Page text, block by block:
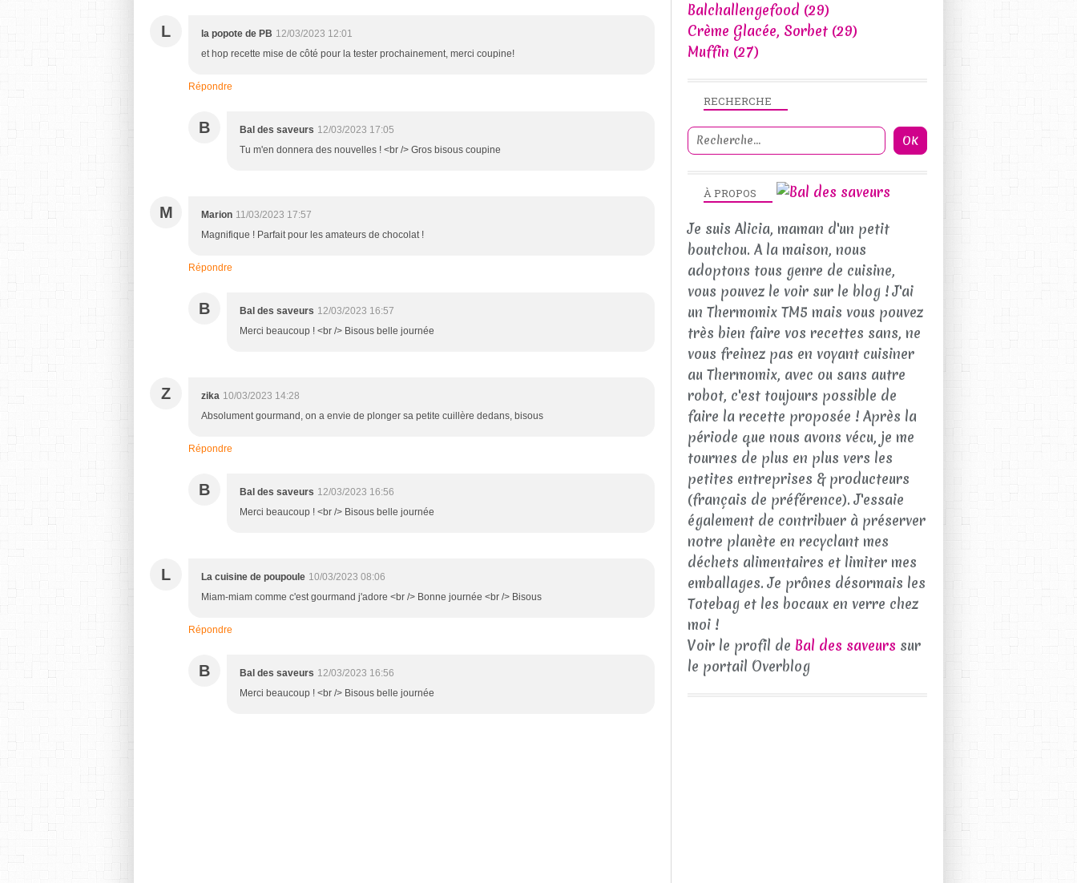
L la popote de PB 12/03/2023 12:01
et hop recette mise de côté pour la tester prochainement, merci coupine!
Répondre
B Bal des saveurs 12/03/2023 17:05
Tu m'en donnera des nouvelles ! <br /> Gros bisous coupine
M Marion 11/03/2023 17:57
Magnifique ! Parfait pour les amateurs de chocolat !
Répondre
B Bal des saveurs 12/03/2023 16:57
Merci beaucoup ! <br /> Bisous belle journée
Z zika 10/03/2023 14:28
Absolument gourmand, on a envie de plonger sa petite cuillère dedans, bisous
Répondre
B Bal des saveurs 12/03/2023 16:56
Merci beaucoup ! <br /> Bisous belle journée
L La cuisine de poupoule 10/03/2023 08:06
Miam-miam comme c'est gourmand j'adore <br /> Bonne journée <br /> Bisous
Répondre
B Bal des saveurs 12/03/2023 16:56
Merci beaucoup ! <br /> Bisous belle journée
RECHERCHE
À PROPOS
Je suis Alicia, maman d'un petit
boutchou. A la maison, nous
adoptons tous genre de cuisine,
vous pouvez le voir sur le blog ! J'ai
un Thermomix TM5 mais vous pouvez
très bien faire vos recettes sans, ne
vous freinez pas en voyant cuisiner
au Thermomix, avec ou sans autre
robot, c'est toujours possible de
faire la recette proposée ! Après la
période que nous avons vécu, je me
tournes de plus en plus vers les
petites entreprises & producteurs
(français de préférence). J'essaie
également de contribuer à préserver
notre planète en recyclant mes
déchets alimentaires et limiter mes
emballages. Je prônes désormais les
Totebag et les bocaux en verre chez
moi !
Voir le profil de Bal des saveurs sur
le portail Overblog
Balchallengefood (29)
Crème Glacée, Sorbet (29)
Muffin (27)